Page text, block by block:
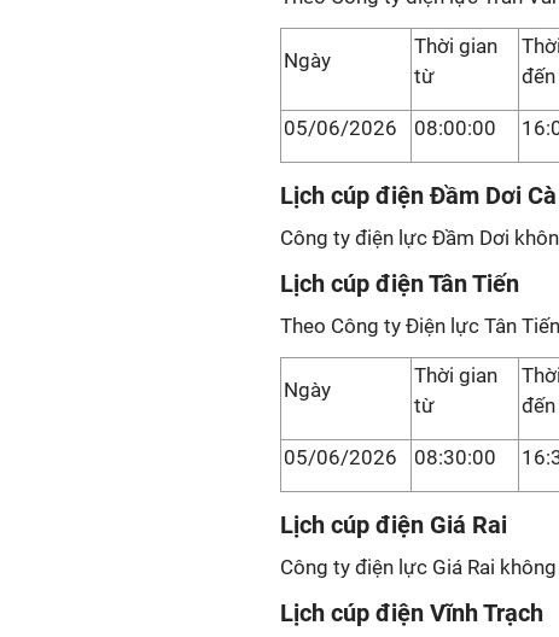
Ngày
Thời gian
từ
đến
05/06/2026 08:00:00
Lịch cúp điện Đầm Dơi
Công ty điện lực Đầm Dơi
Lịch cúp điện Tân Tiến
Theo Công ty Điện lực Tân
Ngày
Thời gian
từ
đến
05/06/2026 08:30:00
Lịch cúp điện Giá Rai
Công ty điện lực Giá Rai
Lịch cúp điện Vĩnh Trạch